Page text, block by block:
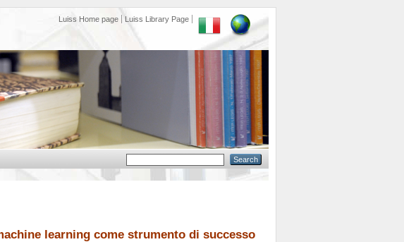
Luiss Home page Luiss Library Page
learning come strumento di successo